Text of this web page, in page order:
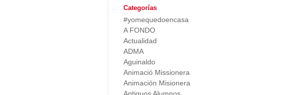
Categorías
#yomequedoencasa
A FONDO
Actualidad
ADMA
Aguinaldo
Animació Missionera
Animación Misionera